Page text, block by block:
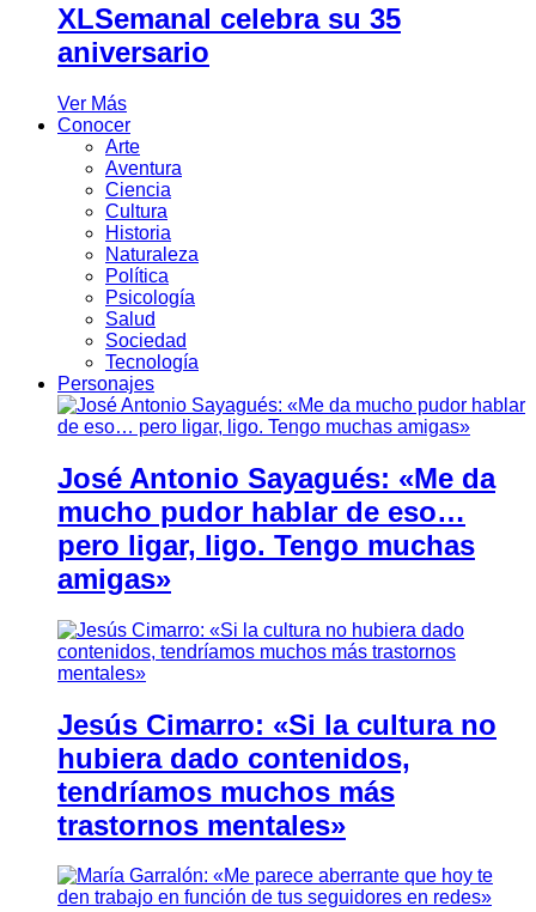
XLSemanal celebra su 35
aniversario
Ver Más
Conocer
Arte
Aventura
Ciencia
Cultura
Historia
Naturaleza
Política
Psicología
Salud
Sociedad
Tecnología
Personajes
José Antonio Sayagués: «Me da
mucho pudor hablar de eso…
pero ligar, ligo. Tengo muchas
amigas»
Jesús Cimarro: «Si la cultura no
hubiera dado contenidos,
tendríamos muchos más
trastornos mentales»